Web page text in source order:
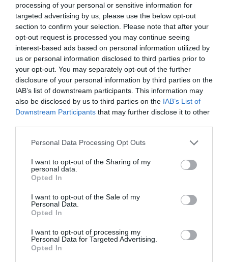
processing of your personal or sensitive information for
targeted advertising by us, please use the below opt-out
section to confirm your selection. Please note that after your
opt-out request is processed you may continue seeing
interest-based ads based on personal information utilized by
us or personal information disclosed to third parties prior to
your opt-out. You may separately opt-out of the further
disclosure of your personal information by third parties on the
IAB’s list of downstream participants. This information may
also be disclosed by us to third parties on the IAB’s List of
Downstream Participants that may further disclose it to other
Personal Data Processing Opt Outs
I want to opt-out of the Sharing of my
personal data.
Opted In
I want to opt-out of the Sale of my
Personal Data.
Opted In
I want to opt-out of processing my
Personal Data for Targeted Advertising.
Opted In